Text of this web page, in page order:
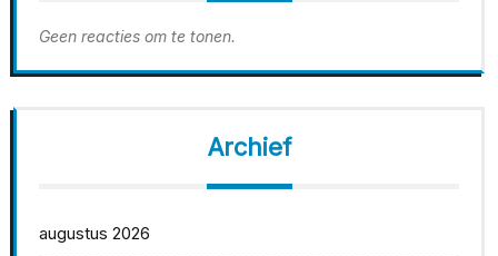
Geen reacties om te tonen.
Archief
augustus 2026